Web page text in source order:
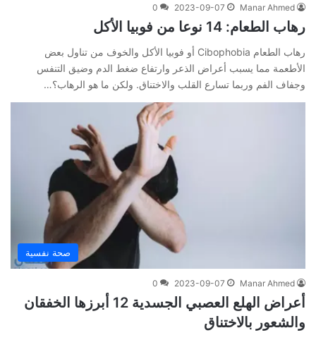
Manar Ahmed
2023-09-07
0
رهاب الطعام: 14 نوعا من فوبيا الأكل
رهاب الطعام Cibophobia أو فوبيا الأكل والخوف من تناول بعض
الأطعمة مما يسبب أعراض الذعر وارتفاع ضغط الدم وضيق التنفس
وجفاف الفم وربما تسارع القلب والاختناق. ولكن ما هو الرهاب؟…
صحة نفسية
Manar Ahmed
2023-09-07
0
أعراض الهلع العصبي الجسدية 12 أبرزها الخفقان
والشعور بالاختناق